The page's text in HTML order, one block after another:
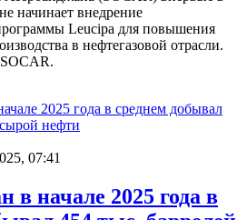
начинает внедрение
Leucipa для повышения
в нефтегазовой отрасли.
07:41
в начале 2025 года в